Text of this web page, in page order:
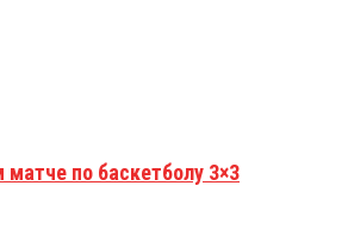
по баскетболу 3×3